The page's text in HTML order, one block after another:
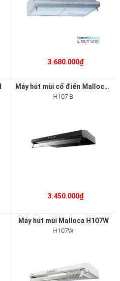
3.680.000₫
Máy hút mùi cổ điển Malloca H107B
H107 B
3.450.000₫
Máy hút mùi Malloca H107W
H107W